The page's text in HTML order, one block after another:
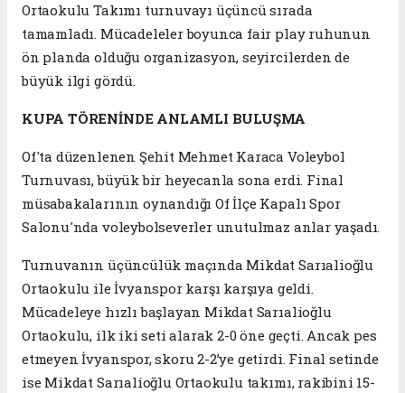
Ortaokulu Takımı turnuvayı üçüncü sırada
tamamladı. Mücadeleler boyunca fair play ruhunun
ön planda olduğu organizasyon, seyircilerden de
büyük ilgi gördü.
KUPA TÖRENİNDE ANLAMLI BULUŞMA
Of'ta düzenlenen Şehit Mehmet Karaca Voleybol
Turnuvası, büyük bir heyecanla sona erdi. Final
müsabakalarının oynandığı Of İlçe Kapalı Spor
Salonu'nda voleybolseverler unutulmaz anlar yaşadı.
Turnuvanın üçüncülük maçında Mikdat Sarıalioğlu
Ortaokulu ile İvyanspor karşı karşıya geldi.
Mücadeleye hızlı başlayan Mikdat Sarıalioğlu
Ortaokulu, ilk iki seti alarak 2-0 öne geçti. Ancak pes
etmeyen İvyanspor, skoru 2-2’ye getirdi. Final setinde
ise Mikdat Sarıalioğlu Ortaokulu takımı, rakibini 15-